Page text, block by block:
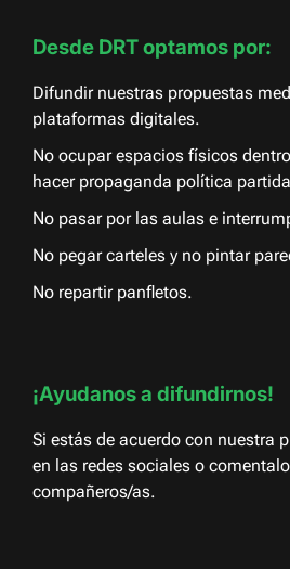
Desde DRT optamos por:
Difundir nuestras propuestas
plataformas digitales.
No ocupar espacios físicos
hacer propaganda política
No pasar por las aulas e
No pegar carteles y no pintar
No repartir panfletos.
¡Ayudanos a difundirnos!
Si estás de acuerdo con nuestra
en las redes sociales o
compañeros/as.